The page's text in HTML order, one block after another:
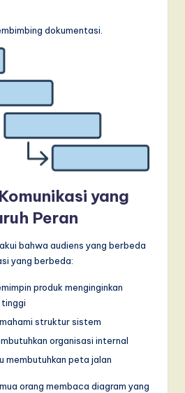
dokumentasi.
yang
Peran
bahwa audiens yang berbeda
yang berbeda:
produk menginginkan
struktur sistem
organisasi internal
membutuhkan peta jalan
orang membaca diagram yang